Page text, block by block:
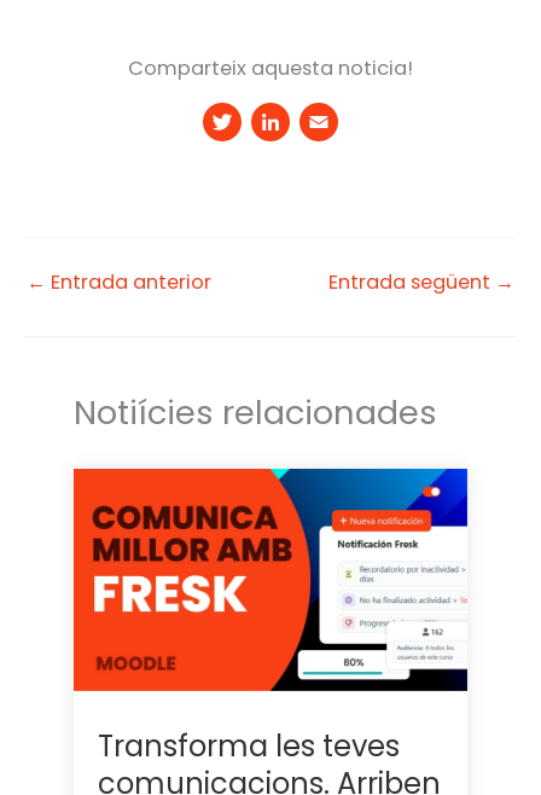
Comparteix aquesta noticia!
T Li
← Entrada anterior Entrada següent →
Notiícies relacionades
Transforma les teves
comunicacions. Arriben